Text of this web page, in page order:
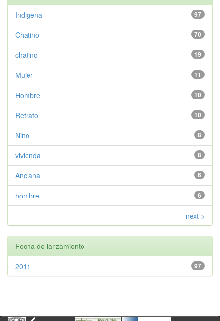
97
Indigena
70
Chatino
19
chatino
11
Mujer
10
Hombre
10
Retrato
8
Nino
8
vivienda
6
Anciana
6
hombre
next >
Fecha de lanzamiento
97
2011